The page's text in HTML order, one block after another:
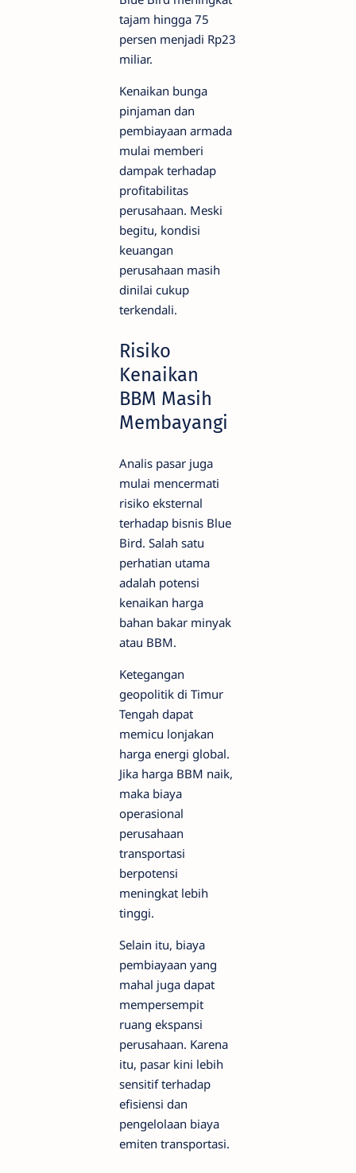
tajam hingga 75
persen menjadi Rp23
miliar.
Kenaikan bunga
pinjaman dan
pembiayaan armada
mulai memberi
dampak terhadap
profitabilitas
perusahaan. Meski
begitu, kondisi
keuangan
perusahaan masih
dinilai cukup
terkendali.
Risiko
Kenaikan
BBM Masih
Membayangi
Analis pasar juga
mulai mencermati
risiko eksternal
terhadap bisnis Blue
Bird. Salah satu
perhatian utama
adalah potensi
kenaikan harga
bahan bakar minyak
atau BBM.
Ketegangan
geopolitik di Timur
Tengah dapat
memicu lonjakan
harga energi global.
Jika harga BBM naik,
maka biaya
operasional
perusahaan
transportasi
berpotensi
meningkat lebih
tinggi.
Selain itu, biaya
pembiayaan yang
mahal juga dapat
mempersempit
ruang ekspansi
perusahaan. Karena
itu, pasar kini lebih
sensitif terhadap
efisiensi dan
pengelolaan biaya
emiten transportasi.